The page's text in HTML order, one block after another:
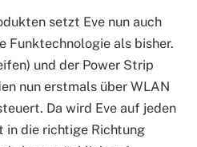
setzt Eve nun auch
Funktechnologie als bisher.
und der Power Strip
nun erstmals über WLAN
Da wird Eve auf jeden
in die richtige Richtung